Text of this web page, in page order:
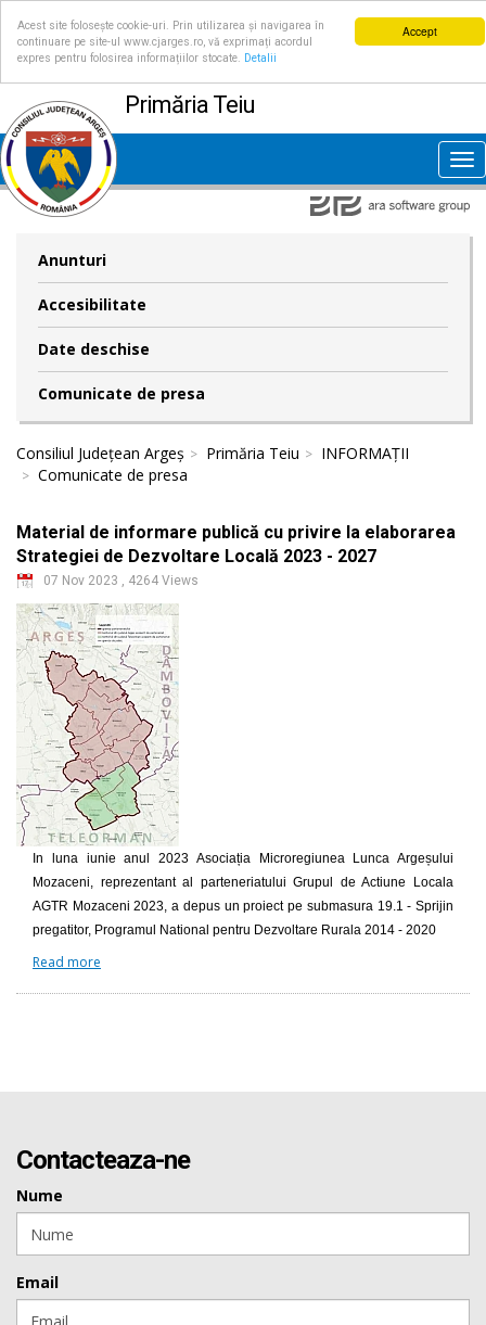
Accept
Acest site folosește cookie-uri. Prin utilizarea și navigarea în
continuare pe site-ul www.cjarges.ro, vă exprimați acordul
expres pentru folosirea informațiilor stocate.
Detalii
Primăria Teiu
Anunturi
Accesibilitate
Date deschise
Comunicate de presa
Consiliul Județean Argeș Primăria Teiu
INFORMAȚII
Comunicate de presa
Material de informare publică cu privire la elaborarea
Strategiei de Dezvoltare Locală 2023 - 2027
07 Nov 2023 , 4264 Views
In luna iunie anul 2023 Asociația Microregiunea Lunca Argeșului
Mozaceni, reprezentant al parteneriatului Grupul de Actiune Locala
AGTR Mozaceni 2023, a depus un proiect pe submasura 19.1 - Sprijin
pregatitor, Programul National pentru Dezvoltare Rurala 2014 - 2020
Read more
Contacteaza-ne
Nume
Email